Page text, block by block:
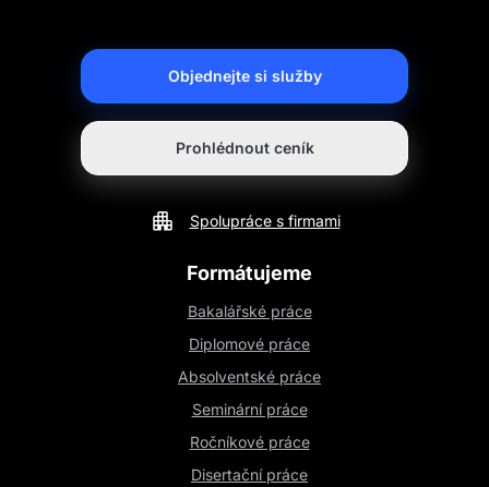
Objednejte si služby
Prohlédnout ceník
Spolupráce s firmami
Formátujeme
Bakalářské práce
Diplomové práce
Absolventské práce
Seminární práce
Ročníkové práce
Disertační práce